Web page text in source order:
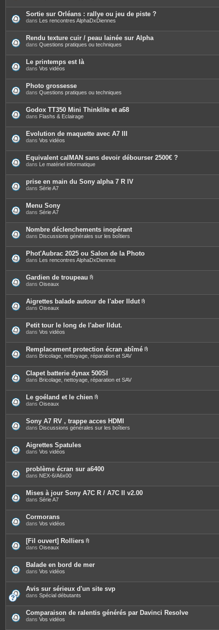
Sortie sur Orléans : rallye ou jeu de piste ?
dans Les rencontres AlphaDxDiennes
Rendu texture cuir / peau lainée sur Alpha
dans Questions pratiques ou techniques
Le printemps est là
dans Vos vidéos
Photo grossesse
dans Questions pratiques ou techniques
Godox TT350 Mini Thinklite et a68
dans Flashs & Eclairage
Evolution de maquette avec A7 III
dans Vos vidéos
Equivalent calMAN sans devoir débourser 2500€ ?
dans Le matériel informatique
prise en main du Sony alpha 7 R IV
dans Série A7
Menu Sony
dans Série A7
Nombre déclenchements inopérant
dans Discussions générales sur les boîtiers
Phot'Aubrac 2025 ou Salon de la Photo
dans Les rencontres AlphaDxDiennes
Gardien de troupeau
è
c
j
o
i
t
e
s
dans Oiseaux
Aigrettes balade autour de l'aber Ildut
è
j
o
i
t
dans Oiseaux
Petit tour le long de l'aber Ildut.
dans Vos vidéos
Remplacement protection écran abîmé
è
j
t
dans Bricolage, nettoyage, réparation et SAV
Clapet batterie dynax 500SI
dans Bricolage, nettoyage, réparation et SAV
Le goéland et le chien
è
c
e
s
j
t
e
s
dans Oiseaux
Sony A7 RV , trappe acces HDMI
dans Discussions générales sur les boîtiers
Aigrettes Spatules
dans Vos vidéos
problème écran sur a6400
dans NEX-6/A6x00
Mises à jour Sony A7C R / A7C II v2.00
dans Série A7
Cormorans
dans Vos vidéos
[Fil ouvert] Rolliers
è
c
j
o
i
t
e
s
dans Oiseaux
Balade en bord de mer
dans Vos vidéos
Avis sur sérieux d'un site svp
dans Spécial débutants
Comparaison de ralentis générés par Davinci Resolve
dans Vos vidéos